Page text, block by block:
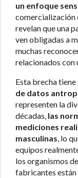
un enfoque
comercialización
revelan que una
ven obligadas a
muchas
relacionados con
Esta brecha tiene
de datos
representen la
décadas, las
mediciones
masculinas, lo
equipos
los organismos
fabricantes están